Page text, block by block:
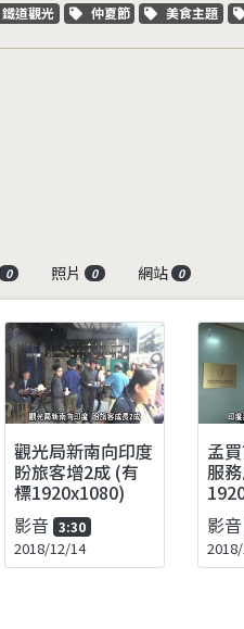
關鍵字標籤
鐵道觀光 關鍵字標籤
仲夏節 關鍵字標籤
美食主題
0 照片 0 網站 0
觀光局新南向印度
盼旅客增2成 (有
標1920x1080)
影音 3:30
2018/12/14
孟
服
影音